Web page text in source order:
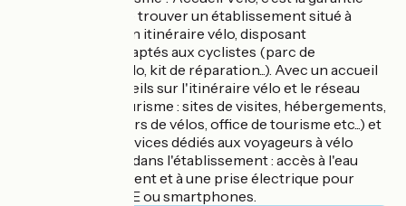
pour le cycliste de trouver un établissement situé à
moins de 5 km d'un itinéraire vélo, disposant
d'équipements adaptés aux cyclistes (parc de
stationnement vélo, kit de réparation...). Avec un accueil
chaleureux (conseils sur l'itinéraire vélo et le réseau
cyclable, sur le tourisme : sites de visites, hébergements,
loueurs réparateurs de vélos, office de tourisme etc...) et
qui fournit des services dédiés aux voyageurs à vélo
ayant consommé dans l'établissement : accès à l'eau
potable gratuitement et à une prise électrique pour
recharger des VAE ou smartphones.